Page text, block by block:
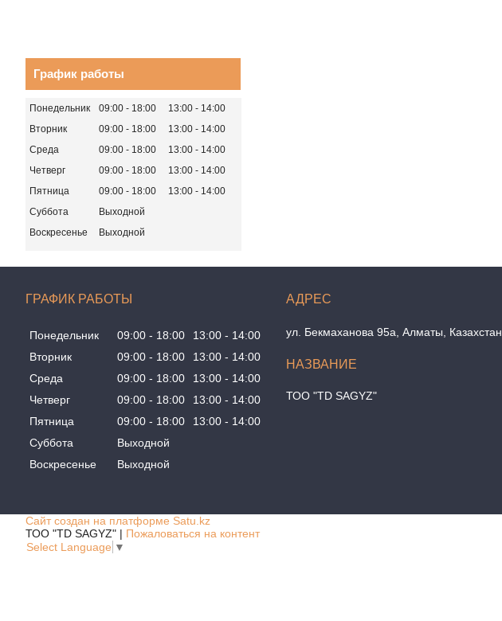
График работы
Понедельник 09:00 18:00 13:00
14:00
Вторник
09:00 18:00 13:00
14:00
Среда
09:00 18:00 13:00
14:00
Четверг
09:00 18:00 13:00
14:00
Пятница
09:00 18:00 13:00
14:00
Суббота
Выходной
Воскресенье
Выходной
ГРАФИК РАБОТЫ
Понедельник 09:00 18:00 13:00
14:00
Вторник
09:00 18:00 13:00
14:00
Среда
09:00 18:00 13:00
14:00
Четверг
09:00 18:00 13:00
14:00
Пятница
09:00 18:00 13:00
14:00
Суббота
Выходной
Воскресенье
Выходной
ул. Бекмаханова 95а, Алматы, Казахстан
ТОО "TD SAGYZ"
Сайт создан на платформе Satu.kz
ТОО "TD SAGYZ" | Пожаловаться на контент
Select Language ▼